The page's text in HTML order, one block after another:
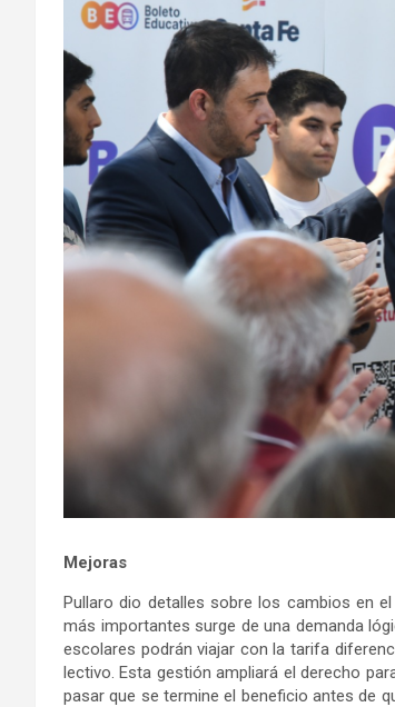
Mejoras
Pullaro dio detalles sobre los cambios en
más importantes surge de una demanda
escolares podrán viajar con la tarifa
lectivo. Esta gestión ampliará el derecho
pasar que se termine el beneficio antes de